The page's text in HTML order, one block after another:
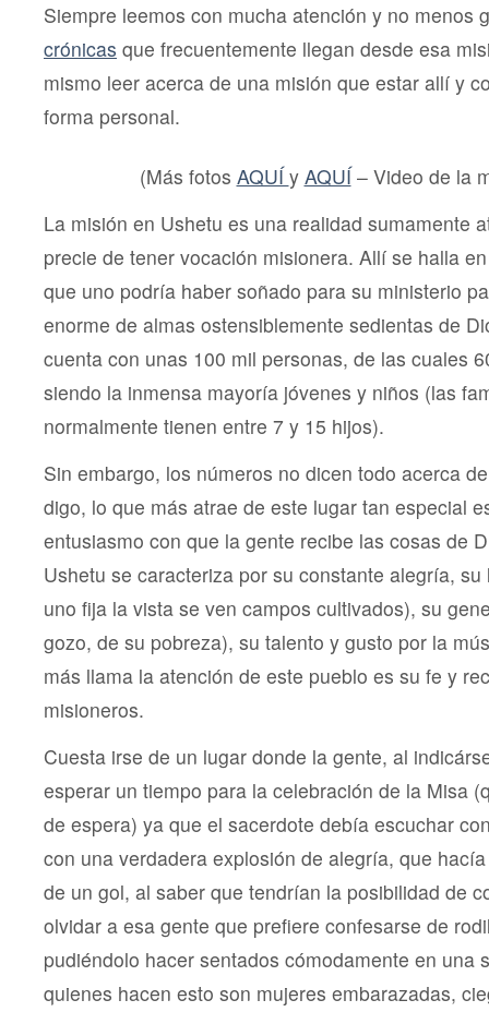
Siempre leemos con mucha atención y no menos
crónicas que frecuentemente llegan desde esa
mismo leer acerca de una misión que estar allí y
forma personal.
(Más fotos AQUÍy AQUÍ– Video de la
La misión en Ushetu es una realidad sumamente
precie de tener vocación misionera. Allí se halla
que uno podría haber soñado para su ministerio
enorme de almas ostensiblemente sedientas de
cuenta con unas 100 mil personas, de las cuales
siendo la inmensa mayoría jóvenes y niños (las
normalmente tienen entre 7 y 15 hijos).
Sin embargo, los números no dicen todo acerca
digo, lo que más atrae de este lugar tan especial
entusiasmo con que la gente recibe las cosas de
Ushetu se caracteriza por su constante alegría,
uno fija la vista se ven campos cultivados), su
gozo, de su pobreza), su talento y gusto por la
más llama la atención de este pueblo es su fe y
misioneros.
Cuesta irse de un lugar donde la gente, al
esperar un tiempo para la celebración de la Misa
de espera) ya que el sacerdote debía escuchar
con una verdadera explosión de alegría, que
de un gol, al saber que tendrían la posibilidad de
olvidar a esa gente que prefiere confesarse de
pudiéndolo hacer sentados cómodamente en una
quienes hacen esto son mujeres embarazadas,